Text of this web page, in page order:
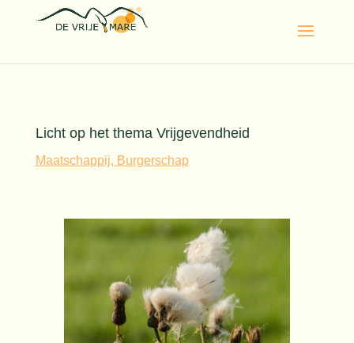
Licht op het thema Vrijgevendheid
Maatschappij, Burgerschap